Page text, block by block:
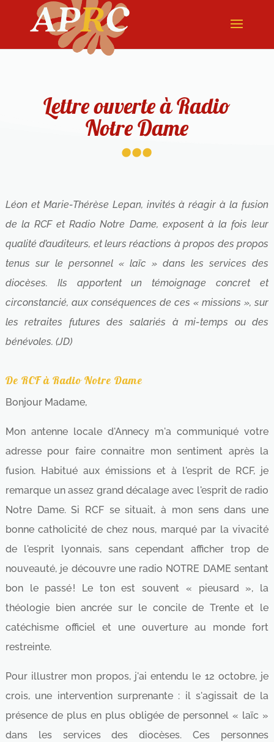
Lettre ouverte à Radio
Notre Dame
...
Léon et Marie-Thérèse Lepan, invités à réagir à la fusion
de la RCF et Radio Notre Dame, exposent à la fois leur
qualité d’auditeurs, et leurs réactions à propos des propos
tenus sur le personnel « laïc » dans les services des
diocèses. Ils apportent un témoignage concret et
circonstancié, aux conséquences de ces « missions », sur
les retraites futures des salariés à mi-temps ou des
bénévoles. (JD)
De RCF à Radio Notre Dame
Bonjour Madame,
Mon antenne locale d'Annecy m'a communiqué votre
adresse pour faire connaitre mon sentiment après la
fusion. Habitué aux émissions et à l'esprit de RCF, je
remarque un assez grand décalage avec l'esprit de radio
Notre Dame. Si RCF se situait, à mon sens dans une
bonne catholicité de chez nous, marqué par la vivacité
de l'esprit lyonnais, sans cependant afficher trop de
nouveauté, je découvre une radio NOTRE DAME sentant
bon le passé ! Le ton est souvent « pieusard », la
théologie bien ancrée sur le concile de Trente et le
catéchisme officiel et une ouverture au monde fort
restreinte.
Pour illustrer mon propos, j'ai entendu le 12 octobre, je
crois, une intervention surprenante : il s'agissait de la
présence de plus en plus obligée de personnel « laïc »
dans les services des diocèses. Ces personnes